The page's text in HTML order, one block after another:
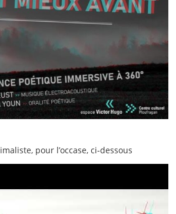
pour l’occase, ci-dessous